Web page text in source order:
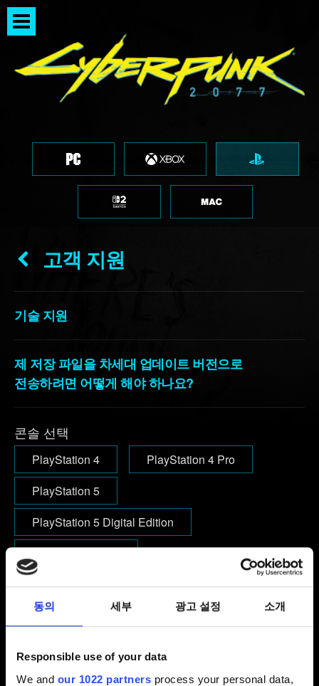
동의 세부 광고 설정 소개
Responsible use of your data
We and our 1022 partners process your personal data,
고객 지원
기술 지원
제 저장 파일을 차세대 업데이트 버전으로
전송하려면 어떻게 해야 하나요?
콘솔 선택
PlayStation 4
PlayStation 4 Pro
PlayStation 5
PlayStation 5 Digital Edition
PlayStation 5 Pro
이메일(오타에 주의하세요!)
문제에 관한 간단한 설명